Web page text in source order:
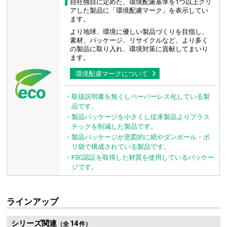
自社独自に定めた、環境配慮基準を1つ以上クリ
アした製品に「環境配慮マーク」を表示してい
ます。
より地球、環境に優しい製品づくりを目指し、
素材、パッケージ、リサイクルなど、より多く
の製品に取り入れ、環境対策に貢献してまいり
ます。
環境配慮マークについて
・取扱説明書を無くしペーパーレス化している製
品です。
・製品パッケージを小さくし従来製品よりプラス
チックを削減した製品です。
・製品パッケージが意図的に紙やダンボール・ポ
リ袋で構成されている製品です。
・FSC認証を取得した材質を使用しているパッケー
ジです。
ラインアップ
シリーズ関連（全 14件）